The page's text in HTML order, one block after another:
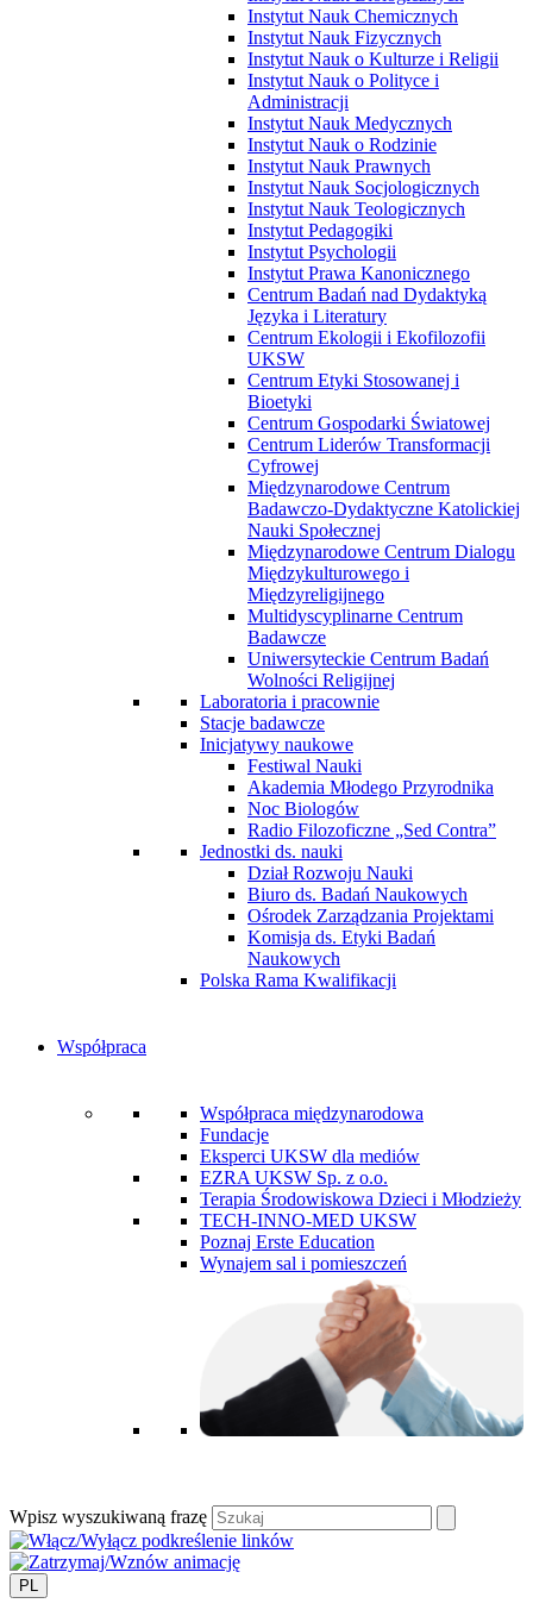
Instytut Nauk Chemicznych
Instytut Nauk Fizycznych
Instytut Nauk o Kulturze i Religii
Instytut Nauk o Polityce i
Administracji
Instytut Nauk Medycznych
Instytut Nauk o Rodzinie
Instytut Nauk Prawnych
Instytut Nauk Socjologicznych
Instytut Nauk Teologicznych
Instytut Pedagogiki
Instytut Psychologii
Instytut Prawa Kanonicznego
Centrum Badań nad Dydaktyką
Języka i Literatury
Centrum Ekologii i Ekofilozofii
UKSW
Centrum Etyki Stosowanej i
Bioetyki
Centrum Gospodarki Światowej
Centrum Liderów Transformacji
Cyfrowej
Międzynarodowe Centrum
Badawczo-Dydaktyczne Katolickiej
Nauki Społecznej
Międzynarodowe Centrum Dialogu
Międzykulturowego i
Międzyreligijnego
Multidyscyplinarne Centrum
Badawcze
Uniwersyteckie Centrum Badań
Wolności Religijnej
Laboratoria i pracownie
Stacje badawcze
Inicjatywy naukowe
Festiwal Nauki
Akademia Młodego Przyrodnika
Noc Biologów
Radio Filozoficzne „Sed Contra”
Jednostki ds. nauki
Dział Rozwoju Nauki
Biuro ds. Badań Naukowych
Ośrodek Zarządzania Projektami
Komisja ds. Etyki Badań
Naukowych
Polska Rama Kwalifikacji
Współpraca
Współpraca międzynarodowa
Fundacje
Eksperci UKSW dla mediów
EZRA UKSW Sp. z o.o.
Terapia Środowiskowa Dzieci i Młodzieży
TECH-INNO-MED UKSW
Poznaj Erste Education
Wynajem sal i pomieszczeń
Wpisz wyszukiwaną frazę
PL